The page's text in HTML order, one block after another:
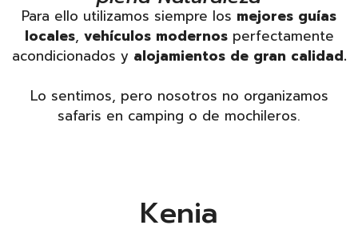
Para ello utilizamos siempre los mejores guías
locales, vehículos modernosperfectamente
acondicionados y alojamientos de gran calidad.
Lo sentimos, pero nosotros no organizamos
safaris en camping o de mochileros.
Kenia